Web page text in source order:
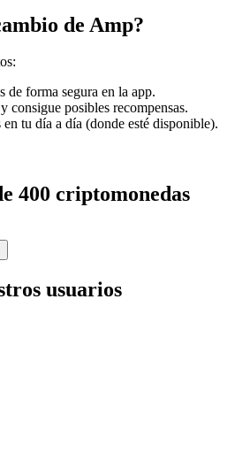
de Amp?
de forma segura en la app.
consigue posibles recompensas.
tu día a día (donde esté disponible).
400 criptomonedas
usuarios